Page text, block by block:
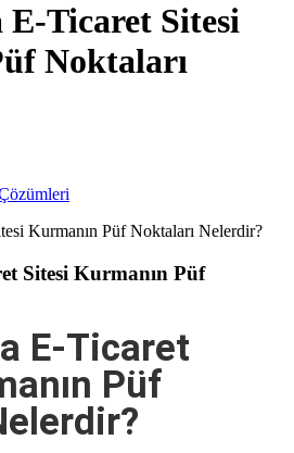
E-Ticaret Sitesi
Noktaları
Sitesi Kurmanın Püf
E-Ticaret
Püf